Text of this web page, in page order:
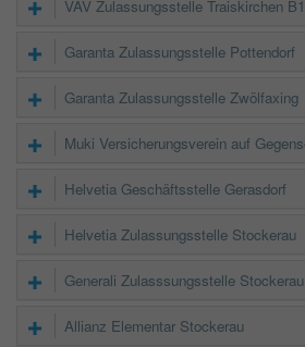
VAV Zulassungsstelle Traiskirchen
Garanta Zulassungsstelle Pottendorf
Garanta Zulassungsstelle Zwölfaxing
Muki Versicherungsverein auf
Helvetia Geschäftsstelle Gerasdorf
Helvetia Zulassungsstelle Stockerau
Generali Zulasssungsstelle Stockerau
Allianz Elementar Stockerau